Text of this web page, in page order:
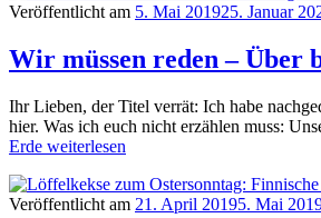
Veröffentlicht am 5. Mai 201925. Januar
Wir müssen reden – Über
Ihr Lieben, der Titel verrät: Ich habe
hier. Was ich euch nicht erzählen muss:
Erde weiterlesen
Veröffentlicht am 21. April 20195. Mai